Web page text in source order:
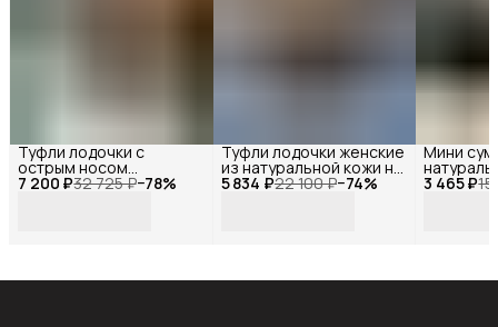
7 200 ₽32 725 ₽−78%
Туфли лодочки с
острым носом
натуральная кожа, 5 834 ₽22 100 ₽−74%
Туфли лодочки женские
из натуральной кожи на
низком каблуке , 3 465 ₽
Мини
черная ,